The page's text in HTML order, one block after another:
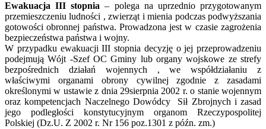
Ewakuacja III stopnia – polega na uprzednio przygotowanym
przemieszczeniu ludności , zwierząt i mienia podczas podwyższania
gotowości obronnej państwa. Prowadzona jest w czasie zagrożenia
bezpieczeństwa państwa i wojny.
W przypadku ewakuacji III stopnia decyzję o jej przeprowadzeniu
podejmują Wójt -Szef OC Gminy lub organy wojskowe ze strefy
bezpośrednich działań wojennych , we współdziałaniu z
właściwymi organami obrony cywilnej zgodnie z zasadami
określonymi w ustawie z dnia 29sierpnia 2002 r. o stanie wojennym
oraz kompetencjach Naczelnego Dowódcy Sił Zbrojnych i zasad
jego podległości konstytucyjnym organom Rzeczypospolitej
Polskiej (Dz.U. Z 2002 r. Nr 156 poz.1301 z późn. zm.)